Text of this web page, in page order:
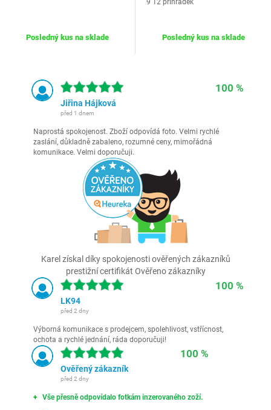
Posledný kus na sklade
9 12 přihrádek
Posledný kus na sklade
100 %
Jiřina Hájková
před 1 dnem
Naprostá spokojenost. Zboží odpovídá foto. Velmi rychlé
zaslání, důkladně zabaleno, rozumné ceny, mimořádná
komunikace. Velmi doporučuji.
Karel získal díky spokojenosti ověřených zákazníků
prestižní certifikát Ověřeno zákazníky
100 %
LK94
před 2 dny
Výborná komunikace s prodejcem, spolehlivost, vstřícnost,
ochota a rychlé jednání, ráda doporučuji!
100 %
Ověřený zákazník
před 2 dny
Vše přesně odpovídalo fotkám inzerovaného zoží.